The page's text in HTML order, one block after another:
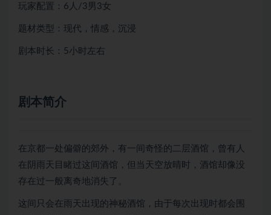
玩家配置：6人/3男3女
题材类型：现代，情感，沉浸
剧本时长：5小时左右
剧本简介
在京都一处偏僻的郊外，有一间奇怪的二层酒馆，曾有人
在阴雨天目睹过这间酒馆，但当天空放晴时，酒馆却像没
存在过一般离奇地消失了。
这间只会在雨天出现的神秘酒馆，由于每次出现时都会围